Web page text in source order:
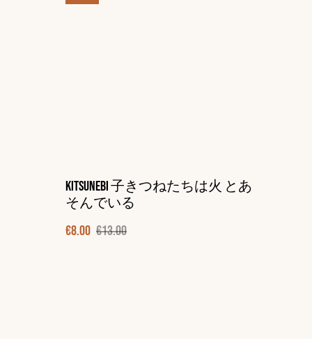
Kitsunebi 子きつねたちは火 とあ
そんでいる
€8.00 €13.00